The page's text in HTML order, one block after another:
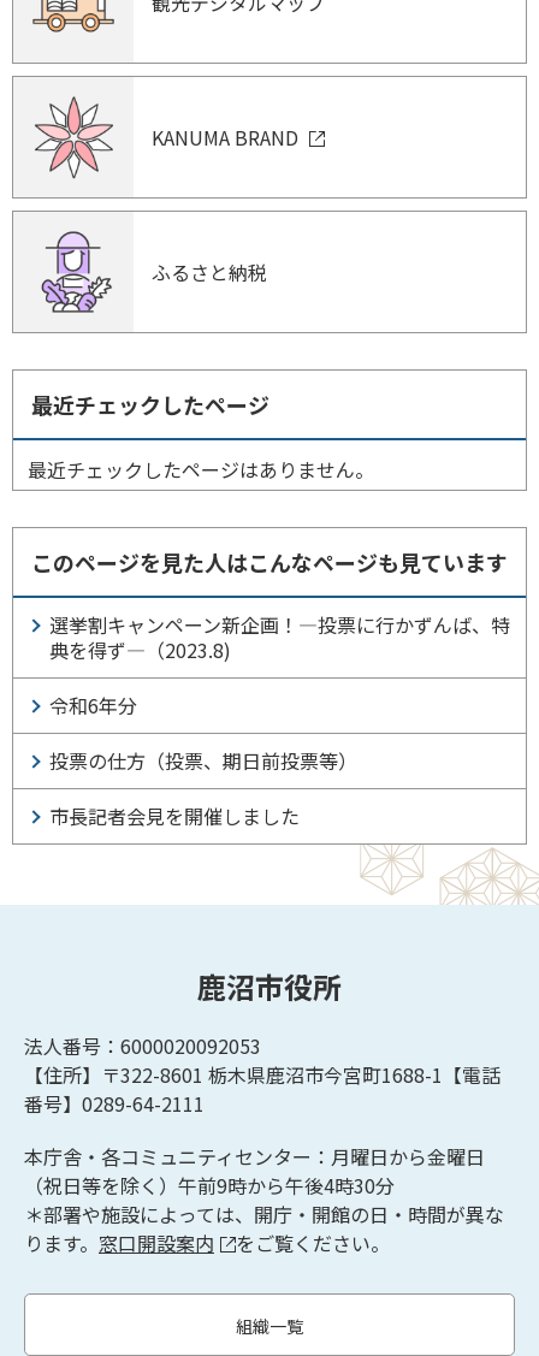
KANUMA BRAND
ふるさと納税
最近チェックしたページ
最近チェックしたページはありません。
このページを見た人はこんなページも見ています
選挙割キャンペーン新企画！―投票に行かずんば、特
典を得ず―（2023.8)
令和6年分
投票の仕方（投票、期日前投票等）
市長記者会見を開催しました
鹿沼市役所
法人番号：6000020092053
【住所】〒322-8601 栃木県鹿沼市今宮町1688-1【電話
番号】0289-64-2111
本庁舎・各コミュニティセンター：月曜日から金曜日
（祝日等を除く）午前9時から午後4時30分
＊部署や施設によっては、開庁・開館の日・時間が異な
ります。 窓口開設案内 をご覧ください。
組織一覧